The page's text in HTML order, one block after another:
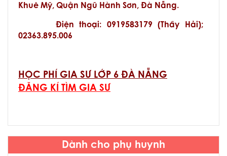
Dành cho phụ huynh
Khuê Mỹ, Quận Ngũ Hành Sơn, Đà Nẵng.
Điện thoại: 0919583179 (Thầy Hải);
02363.895.006
HỌC PHÍ GIA SƯ LỚP 6 ĐÀ NẴNG
ĐĂNG KÍ TÌM GIA SƯ